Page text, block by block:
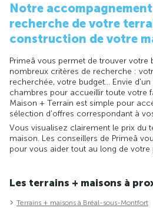
Notre
recherche de votre
construction de votre
Primeâ vous permet de trouver votre
nombreux critères de recherche :
recherchée, votre budget... Envie
chambres pour accueillir toute votre
Maison + Terrain est simple pour
sélection d'offres correspondant à
Vous visualisez clairement le prix du
maison. Les conseillers de Primeâ
pour vous aider tout au long de votre
Les terrains + maisons à
Terrains + maisons à Bréal-sous-Montfort